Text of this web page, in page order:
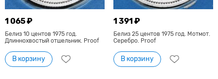
1 065 ₽
Белиз 10 центов 1975 год.
Длиннохвостый отшельник. Proof
В корзину
1 391 ₽
Белиз 25 центов 1975 год. Мотмот.
Серебро. Proof
В корзину